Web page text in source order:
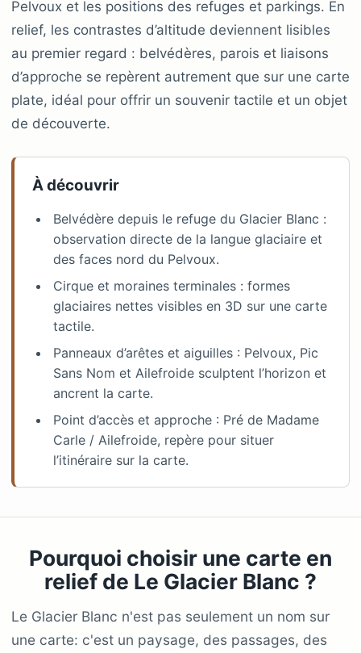
Pelvoux et les positions des refuges et parkings. En
relief, les contrastes d’altitude deviennent lisibles
au premier regard : belvédères, parois et liaisons
d’approche se repèrent autrement que sur une carte
plate, idéal pour offrir un souvenir tactile et un objet
de découverte.
À découvrir
Belvédère depuis le refuge du Glacier Blanc :
observation directe de la langue glaciaire et
des faces nord du Pelvoux.
Cirque et moraines terminales : formes
glaciaires nettes visibles en 3D sur une carte
tactile.
Panneaux d’arêtes et aiguilles : Pelvoux, Pic
Sans Nom et Ailefroide sculptent l’horizon et
ancrent la carte.
Point d’accès et approche : Pré de Madame
Carle / Ailefroide, repère pour situer
l’itinéraire sur la carte.
Pourquoi choisir une carte en
relief de Le Glacier Blanc ?
Le Glacier Blanc n'est pas seulement un nom sur
une carte: c'est un paysage, des passages, des